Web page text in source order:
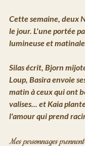
Cette semaine, deux
le jour. L'une portée
lumineuse et
Silas écrit, Bjorn
Loup, Basira envoie
matin à ceux qui ont
valises... et Kaia
l'amour qui prend
Mes personnages